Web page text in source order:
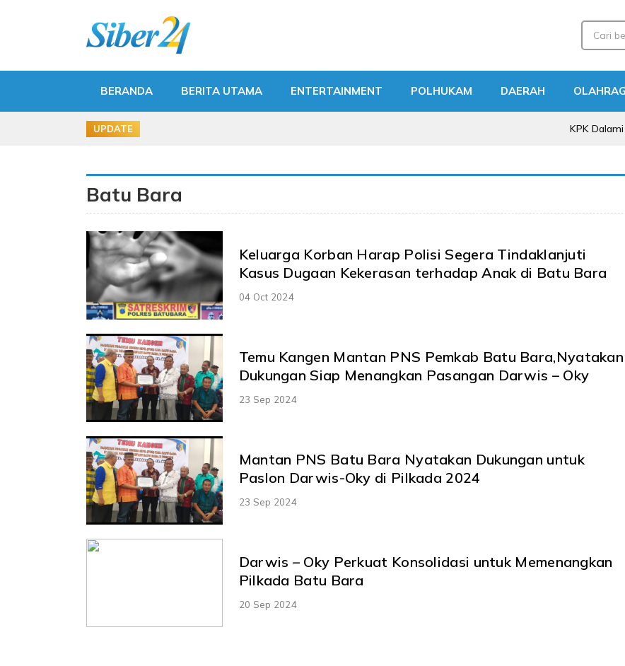
BERANDA BERITA UTAMA ENTERTAINMENT POLHUKAM DAERAH
UPDATE KPK Dalami Tiga
Batu Bara
Keluarga Korban Harap Polisi Segera Tindaklanjuti
Kasus Dugaan Kekerasan terhadap Anak di Batu Bara
04 Oct 2024
Temu Kangen Mantan PNS Pemkab Batu Bara,Nyatakan
Dukungan Siap Menangkan Pasangan Darwis – Oky
23 Sep 2024
Mantan PNS Batu Bara Nyatakan Dukungan untuk
Paslon Darwis-Oky di Pilkada 2024
23 Sep 2024
Darwis – Oky Perkuat Konsolidasi untuk Memenangkan
Pilkada Batu Bara
20 Sep 2024